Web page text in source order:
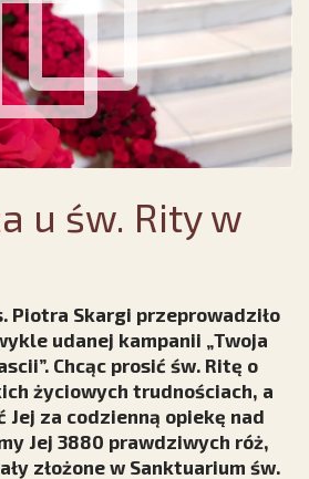
u św. Rity w
Piotra Skargi przeprowadziło
udanej kampanii „Twoja
Chcąc prosić św. Ritę o
życiowych trudnościach, a
za codzienną opiekę nad
Jej 3880 prawdziwych róż,
złożone w Sanktuarium św.